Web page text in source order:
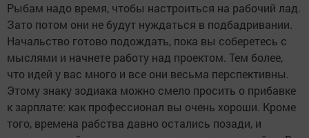
Рыбам надо время, чтобы настроиться на рабочий лад.
Зато потом они не будут нуждаться в подбадривании.
Начальство готово подождать, пока вы соберетесь с
мыслями и начнете работу над проектом. Тем более,
что идей у вас много и все они весьма перспективны.
Этому знаку зодиака можно смело просить о прибавке
к зарплате: как профессионал вы очень хороши. Кроме
того, времена рабства давно остались позади, и